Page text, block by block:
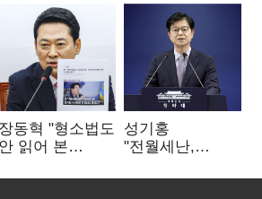
장동혁 "형소법도
안 읽어 본
도로 무너질
성기홍
"전월세난,
공급 문제"…닥공